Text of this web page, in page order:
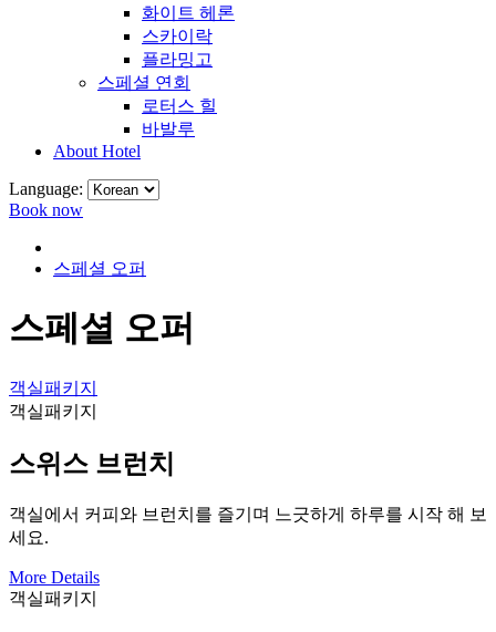
화이트 헤론
스카이락
플라밍고
스페셜 연회
로터스 힐
바발루
About Hotel
Language:
Book now
스페셜 오퍼
스페셜 오퍼
객실패키지
객실패키지
스위스 브런치
객실에서 커피와 브런치를 즐기며 느긋하게 하루를 시작 해 보
세요.
More Details
객실패키지